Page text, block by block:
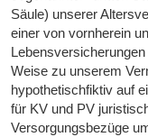
Säule) unserer
einer von vornherein
Weise zu unserem
hypothetischfiktiv auf
für KV und PV
Versorgungsbezüge